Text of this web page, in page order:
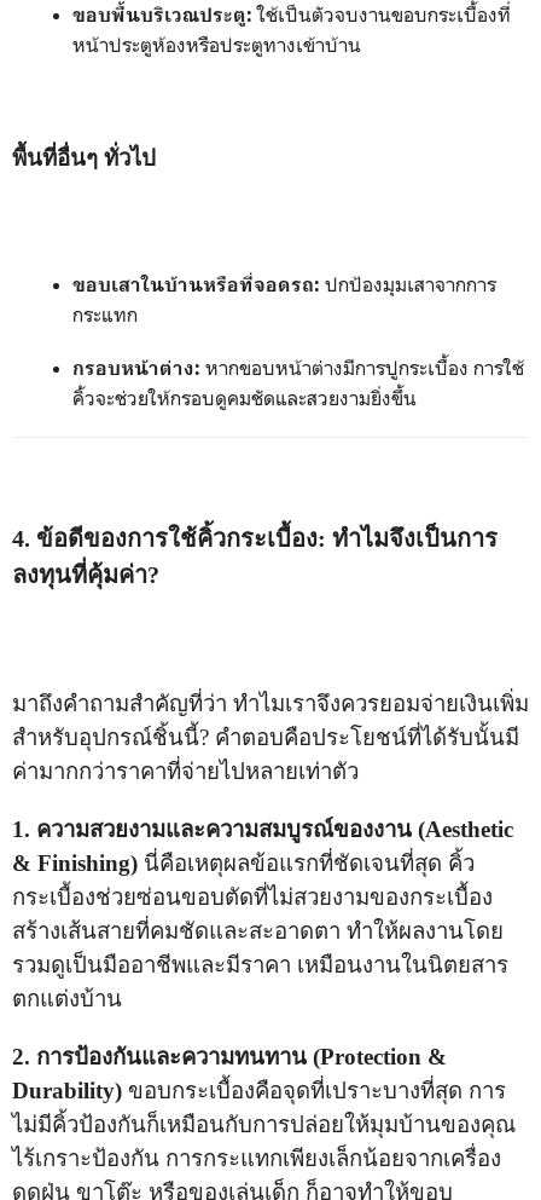
ขอบพื้นบริเวณประตู: ใช้เป็นตัวจบงานขอบกระเบื้องที่
หน้าประตูห้องหรือประตูทางเข้าบ้าน
พื้นที่อื่นๆ ทั่วไป
ขอบเสาในบ้านหรือที่จอดรถ: ปกป้องมุมเสาจากการ
กระแทก
กรอบหน้าต่าง: หากขอบหน้าต่างมีการปูกระเบื้อง การใช้
คิ้วจะช่วยให้กรอบดูคมชัดและสวยงามยิ่งขึ้น
4. ข้อดีของการใช้คิ้วกระเบื้อง: ทำไมจึงเป็นการ
ลงทุนที่คุ้มค่า?
มาถึงคำถามสำคัญที่ว่า ทำไมเราจึงควรยอมจ่ายเงินเพิ่ม
สำหรับอุปกรณ์ชิ้นนี้? คำตอบคือประโยชน์ที่ได้รับนั้นมี
ค่ามากกว่าราคาที่จ่ายไปหลายเท่าตัว
1. ความสวยงามและความสมบูรณ์ของงาน (Aesthetic
& Finishing) นี่คือเหตุผลข้อแรกที่ชัดเจนที่สุด คิ้ว
กระเบื้องช่วยซ่อนขอบตัดที่ไม่สวยงามของกระเบื้อง
สร้างเส้นสายที่คมชัดและสะอาดตา ทำให้ผลงานโดย
รวมดูเป็นมืออาชีพและมีราคา เหมือนงานในนิตยสาร
ตกแต่งบ้าน
2. การป้องกันและความทนทาน (Protection &
Durability) ขอบกระเบื้องคือจุดที่เปราะบางที่สุด การ
ไม่มีคิ้วป้องกันก็เหมือนกับการปล่อยให้มุมบ้านของคุณ
ไร้เกราะป้องกัน การกระแทกเพียงเล็กน้อยจากเครื่อง
ดูดฝุ่น ขาโต๊ะ หรือของเล่นเด็ก ก็อาจทำให้ขอบ